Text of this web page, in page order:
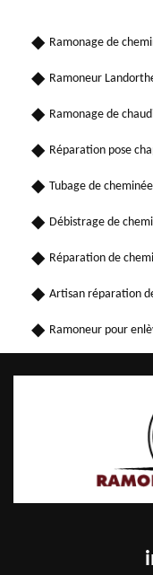
Ramonage de
Ramoneur
Ramonage de
Réparation pose
Tubage de
Débistrage de
Réparation de
Artisan réparation
Ramoneur pour